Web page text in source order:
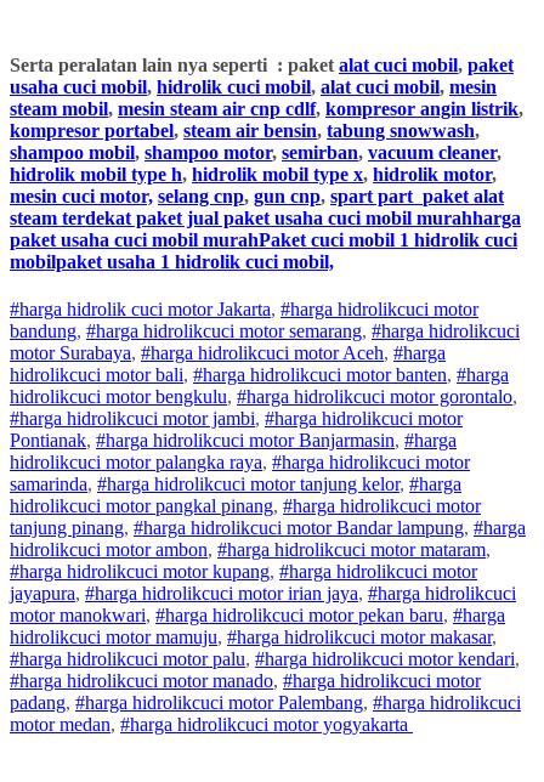
Serta peralatan lain nya seperti : paket alat cuci mobil, paket
usaha cuci mobil, hidrolik cuci mobil, alat cuci mobil, mesin
steam mobil, mesin steam air cnp cdlf, kompresor angin listrik,
kompresor portabel, steam air bensin, tabung snowwash,
shampoo mobil, shampoo motor, semirban, vacuum cleaner,
hidrolik mobil type h, hidrolik mobil type x, hidrolik motor,
mesin cuci motor, selang cnp, gun cnp, spart part paket alat
steam terdekat paket jual paket usaha cuci mobil murahharga
paket usaha cuci mobil murahPaket cuci mobil 1 hidrolik cuci
mobilpaket usaha 1 hidrolik cuci mobil,
#harga hidrolik cuci motor Jakarta, #harga hidrolikcuci motor
bandung, #harga hidrolikcuci motorsemarang, #harga hidrolikcuci
motorSurabaya, #harga hidrolikcuci motorAceh, #harga
hidrolikcuci motorbali, #harga hidrolikcuci motorbanten, #harga
hidrolikcuci motorbengkulu, #harga hidrolikcuci motorgorontalo,
#harga hidrolikcuci motorjambi, #harga hidrolikcuci motor
Pontianak, #harga hidrolikcuci motorBanjarmasin, #harga
hidrolikcuci motorpalangka raya, #harga hidrolikcuci motor
samarinda, #harga hidrolikcuci motortanjung kelor, #harga
hidrolikcuci motorpangkal pinang, #harga hidrolikcuci motor
tanjung pinang, #harga hidrolikcuci motorBandar lampung, #harga
hidrolikcuci motorambon, #harga hidrolikcuci motormataram,
#harga hidrolikcuci motorkupang, #harga hidrolikcuci motor
jayapura, #harga hidrolikcuci motoririan jaya, #harga hidrolikcuci
motormanokwari, #harga hidrolikcuci motorpekan baru, #harga
hidrolikcuci motormamuju, #harga hidrolikcuci motormakasar,
#harga hidrolikcuci motorpalu, #harga hidrolikcuci motorkendari,
#harga hidrolikcuci motormanado, #harga hidrolikcuci motor
padang, #harga hidrolikcuci motorPalembang, #harga hidrolikcuci
motormedan, #harga hidrolikcuci motoryogyakarta